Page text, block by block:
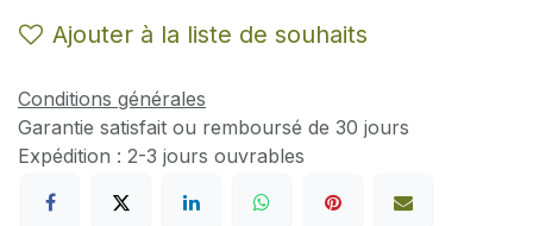
Ajouter à la liste de souhaits
Conditions générales
Garantie satisfait ou remboursé de 30 jours
Expédition : 2-3 jours ouvrables